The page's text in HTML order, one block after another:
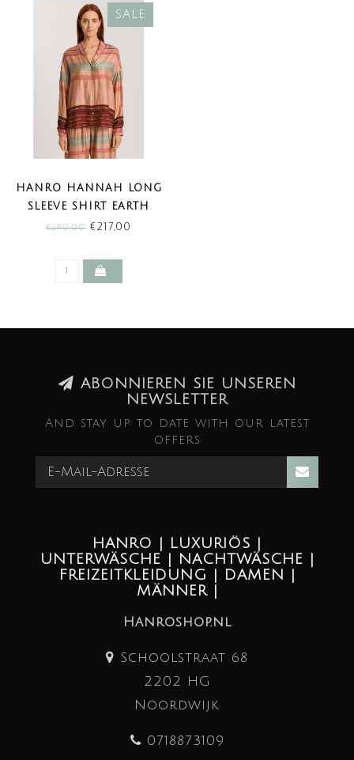
SALE
HANRO HANNAH LONG
SLEEVE SHIRT EARTH
TANNED STRIPE (SALE)
€290,00 €217,00
ABONNIEREN SIE UNSEREN
NEWSLETTER
And stay up to date with our latest
offers
HANRO | LUXURIÖS |
UNTERWÄSCHE | NACHTWÄSCHE |
FREIZEITKLEIDUNG | DAMEN |
MÄNNER |
Hanroshop.nl
Schoolstraat 68
2202 HG
Noordwijk
0718873109